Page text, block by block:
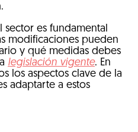
es fundamental
modificaciones pueden
y qué medidas debes
legislación vigente. En
los aspectos clave de la
adaptarte a estos